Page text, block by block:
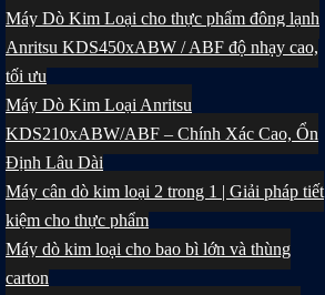
Máy Dò Kim Loại cho thực phẩm đông lạnh
Anritsu KDS450xABW / ABF độ nhạy cao,
tối ưu
Máy Dò Kim Loại Anritsu
KDS210xABW/ABF – Chính Xác Cao, Ổn
Định Lâu Dài
Máy cân dò kim loại 2 trong 1 | Giải pháp tiết
kiệm cho thực phẩm
Máy dò kim loại cho bao bì lớn và thùng
carton